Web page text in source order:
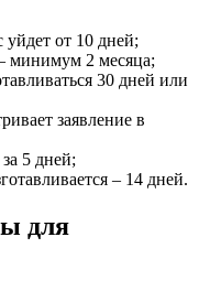
уйдет от 10 дней;
минимум 2 месяца;
30 дней или
заявление в
5 дней;
– 14 дней.
для